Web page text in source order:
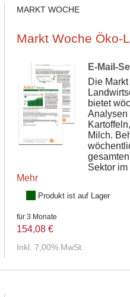
MARKT WOCHE
Markt Woche Öko-
E-Mail-
Die
bietet
Analysen
Milch.
Sektor im
Mehr
Produkt ist auf Lager
für 3 Monate
154,08 €
Inkl. 7,00% MwSt.